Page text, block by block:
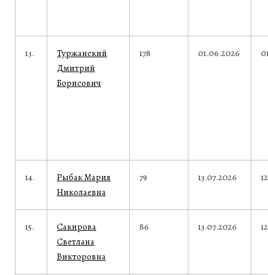
13.
Туржанский
Дмитрий
Борисович
178 01.06.2026
14.
Рыбак Мария
Николаевна
79 13.07.2026
15.
Сакирова
Светлана
Викторовна
86 13.07.2026